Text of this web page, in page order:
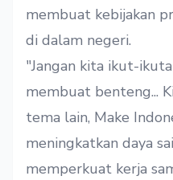
membuat kebijakan
di dalam negeri.
"Jangan kita ikut-
membuat benteng...
tema lain, Make
meningkatkan daya
memperkuat kerja